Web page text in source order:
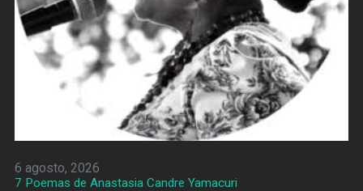
6 agosto, 2026
7 Poemas de Anastasia Candre Yamacuri